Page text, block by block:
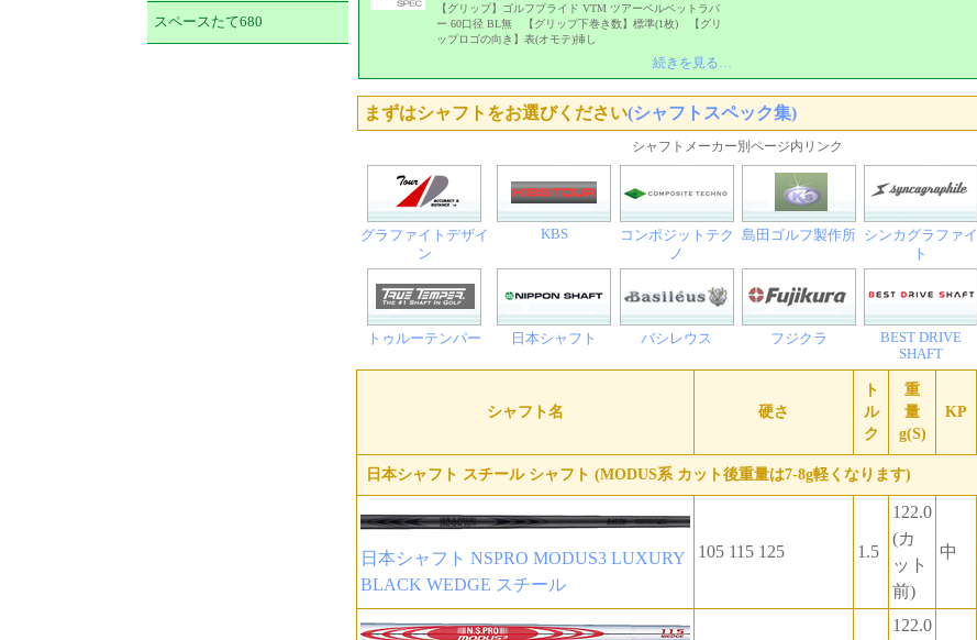
スペースたて680
【グリップ】ゴルフプライド VTM ツアーベルベットラバ
ー 60口径 BL無 【グリップ下巻き数】標準(1枚) 【グリ
ップロゴの向き】表(オモテ)挿し
続きを見る…
まずはシャフトをお選びください(シャフトスペック集)
シャフトメーカー別ページ内リンク
グラファイトデザイ
ン
KBS
コンポジットテク
ノ
島田ゴルフ製作所 シンカグラファイ
ト
トゥルーテンパー 日本シャフト バシレウス フジクラ
BEST DRIVE
SHAFT
シャフト名 硬さ
ト
ル
ク
重
量
g(S)
KP
日本シャフト スチール シャフト (MODUS系 カット後重量は7-8g軽くなります)
日本シャフト NSPRO MODUS3 LUXURY
BLACK WEDGE スチール
105 115 125 1.5
122.0
(カ
ット
前)
中
122.0